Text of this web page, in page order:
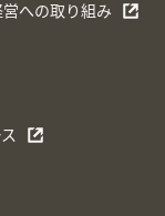
への取り組み